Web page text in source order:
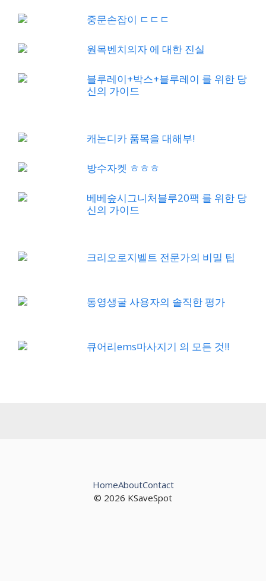
중문손잡이 ㄷㄷㄷ
원목벤치의자 에 대한 진실
블루레이+박스+블루레이 를 위한 당
신의 가이드
캐논디카 품목을 대해부!
방수자켓 ㅎㅎㅎ
베베숲시그니처블루20팩 를 위한 당
신의 가이드
크리오로지벨트 전문가의 비밀 팁
통영생굴 사용자의 솔직한 평가
큐어리ems마사지기 의 모든 것!!
© 2026 KSaveSpot
HomeAboutContact